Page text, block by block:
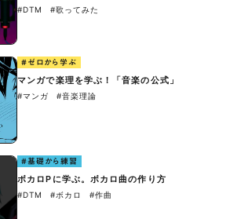
#DTM #歌ってみた
#ゼロから学ぶ
マンガで楽理を学ぶ！「音楽の公式」
#マンガ #音楽理論
#基礎から練習
ボカロPに学ぶ。ボカロ曲の作り方
#DTM #ボカロ #作曲